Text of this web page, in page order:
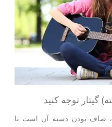
، صاف بودن دسته آن است تا